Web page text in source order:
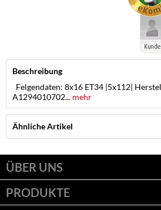
Beschreibung
Felgendaten: 8x16 ET34 |5x112|
A1294010702... mehr
Ähnliche Artikel
ÜBER UNS
PRODUKTE